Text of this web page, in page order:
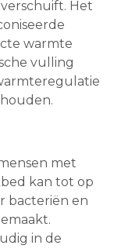
Het
warmte
vulling
met
kan tot op
bacteriën en
in de